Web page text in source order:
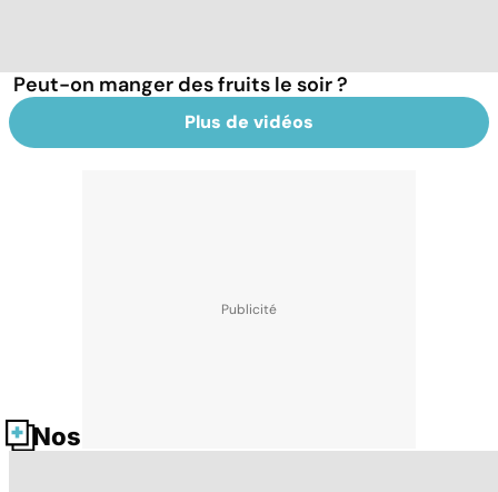
Peut-on manger des fruits le soir ?
Plus de vidéos
Nos fiches santé